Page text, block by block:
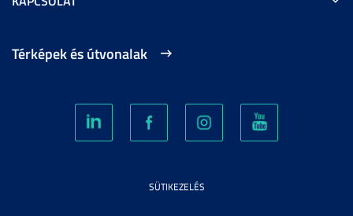
Térképek és útvonalak
SÜTIKEZELÉS